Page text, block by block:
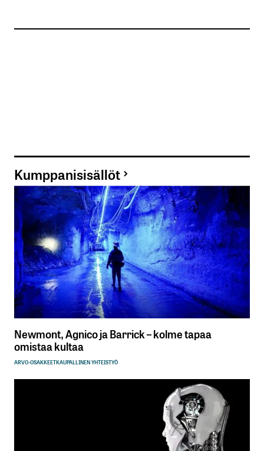
Kumppanisisällöt
Newmont, Agnico ja Barrick – kolme tapaa
omistaa kultaa
ARVO-OSAKKEETKAUPALLINEN YHTEISTYÖ